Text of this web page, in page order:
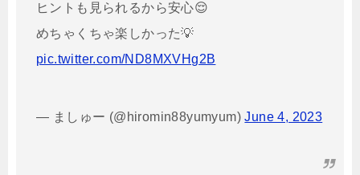
ヒントも見られるから安心😌
めちゃくちゃ楽しかった💡
pic.twitter.com/ND8MXVHg2B
— ましゅー (@hiromin88yumyum)June 4, 2023